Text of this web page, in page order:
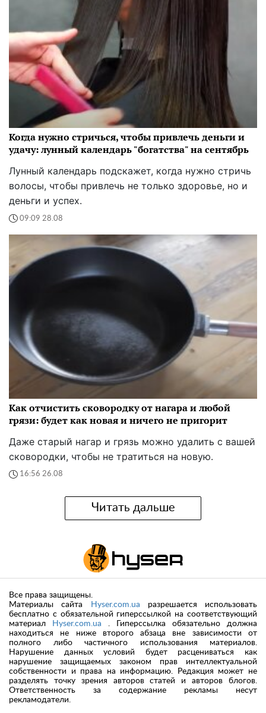
Когда нужно стричься, чтобы привлечь деньги и
удачу: лунный календарь "богатства" на сентябрь
Лунный календарь подскажет, когда нужно стричь
волосы, чтобы привлечь не только здоровье, но и
деньги и успех.
09:09 28.08
Как отчистить сковородку от нагара и любой
грязи: будет как новая и ничего не пригорит
Даже старый нагар и грязь можно удалить с вашей
сковородки, чтобы не тратиться на новую.
16:56 26.08
Читать дальше
Все права защищены.
Материалы сайта
Hyser.com.ua разрешается использовать
бесплатно с обязательной гиперссылкой на соответствующий
материал
Hyser.com.ua . Гиперссылка обязательно должна
находиться не ниже второго абзаца вне зависимости от
полного либо частичного использования материалов.
Нарушение данных условий будет расцениваться как
нарушение защищаемых законом прав интеллектуальной
собственности и права на информацию. Редакция может не
разделять точку зрения авторов статей и авторов блогов.
Ответственность за содержание рекламы несут
рекламодатели.